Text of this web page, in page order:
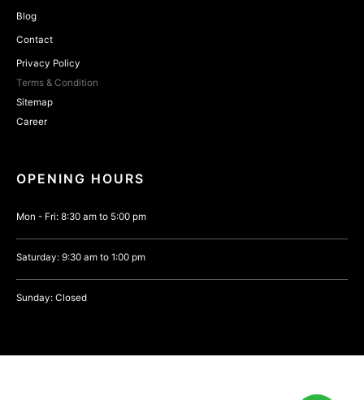
Blog
Contact
Privacy Policy
Terms & Condition
Sitemap
Career
OPENING HOURS
Mon - Fri: 8:30 am to 5:00 pm
Saturday: 9:30 am to 1:00 pm
Sunday: Closed